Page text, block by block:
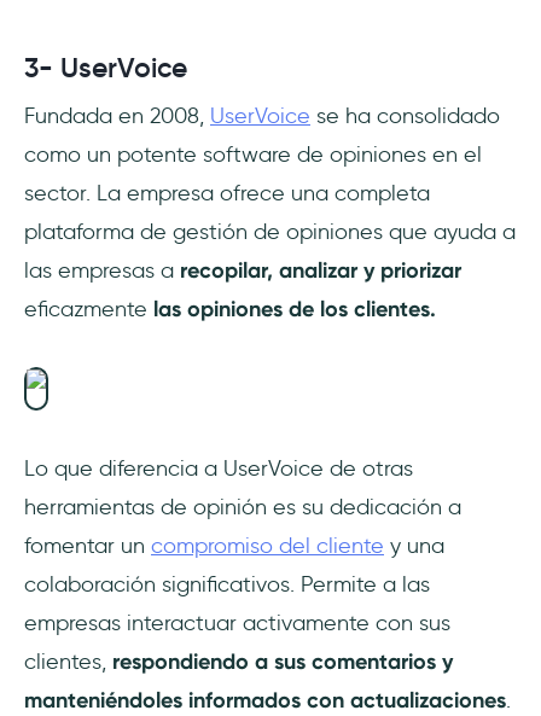
3- UserVoice
Fundada en 2008, UserVoice se ha consolidado
como un potente software de opiniones en el
sector. La empresa ofrece una completa
plataforma de gestión de opiniones que ayuda a
las empresas a recopilar, analizar y priorizar
eficazmente las opiniones de los clientes.
Lo que diferencia a UserVoice de otras
herramientas de opinión es su dedicación a
fomentar un compromiso del cliente y una
colaboración significativos. Permite a las
empresas interactuar activamente con sus
clientes, respondiendo a sus comentarios y
manteniéndoles informados con actualizaciones.